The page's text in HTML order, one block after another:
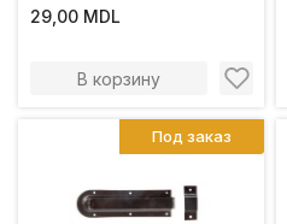
29,00 MDL
В корзину
Под заказ